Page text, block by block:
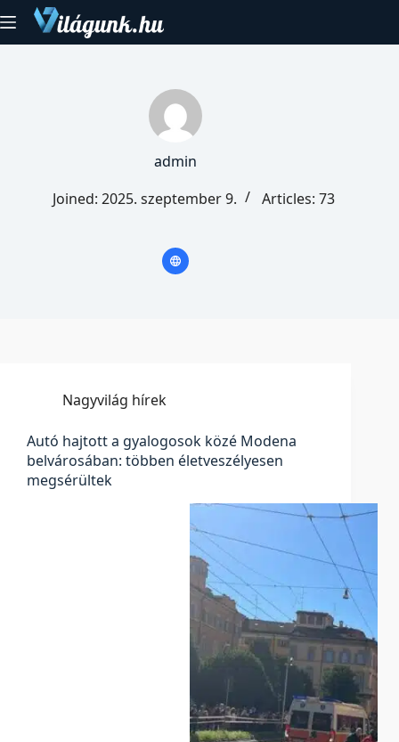
to
content
admin
Joined: 2025. szeptember 9.
Articles: 73
Nagyvilág hírek
Autó hajtott a gyalogosok közé Modena
belvárosában: többen életveszélyesen
megsérültek